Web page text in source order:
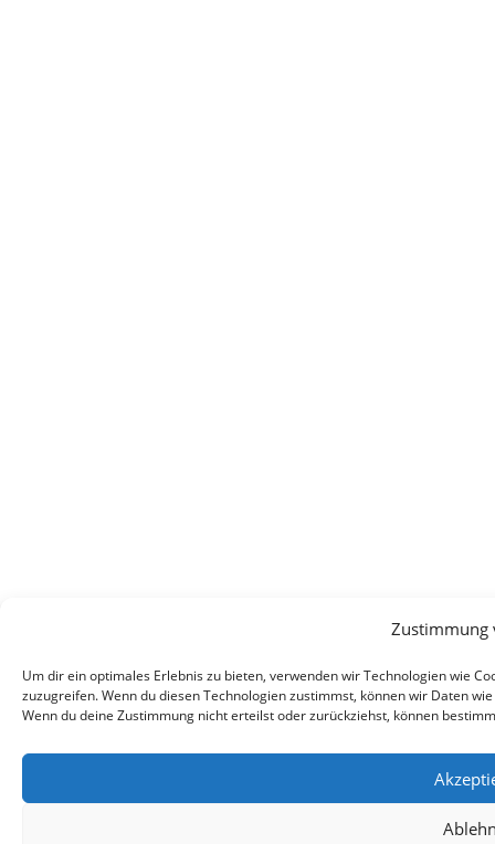
Zustimmung
Um dir ein optimales Erlebnis zu bieten, verwenden wir Technologien wie
zuzugreifen. Wenn du diesen Technologien zustimmst, können wir Daten
Wenn du deine Zustimmung nicht erteilst oder zurückziehst, können